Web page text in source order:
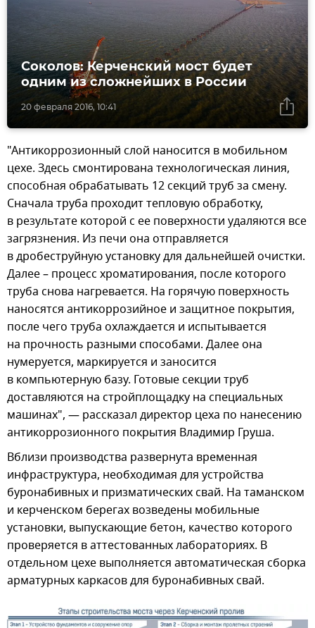
20 февраля 2016, 10:41
Соколов: Керченский мост будет
одним из сложнейших в России
"Антикоррозионный слой наносится в мобильном
цехе. Здесь смонтирована технологическая линия,
способная обрабатывать 12 секций труб за смену.
Сначала труба проходит тепловую обработку,
в результате которой с ее поверхности удаляются все
загрязнения. Из печи она отправляется
в дробеструйную установку для дальнейшей очистки.
Далее – процесс хроматирования, после которого
труба снова нагревается. На горячую поверхность
наносятся антикоррозийное и защитное покрытия,
после чего труба охлаждается и испытывается
на прочность разными способами. Далее она
нумеруется, маркируется и заносится
в компьютерную базу. Готовые секции труб
доставляются на стройплощадку на специальных
машинах", — рассказал директор цеха по нанесению
антикоррозионного покрытия Владимир Груша.
Вблизи производства развернута временная
инфраструктура, необходимая для устройства
буронабивных и призматических свай. На таманском
и керченском берегах возведены мобильные
установки, выпускающие бетон, качество которого
проверяется в аттестованных лабораториях. В
отдельном цехе выполняется автоматическая сборка
арматурных каркасов для буронабивных свай.